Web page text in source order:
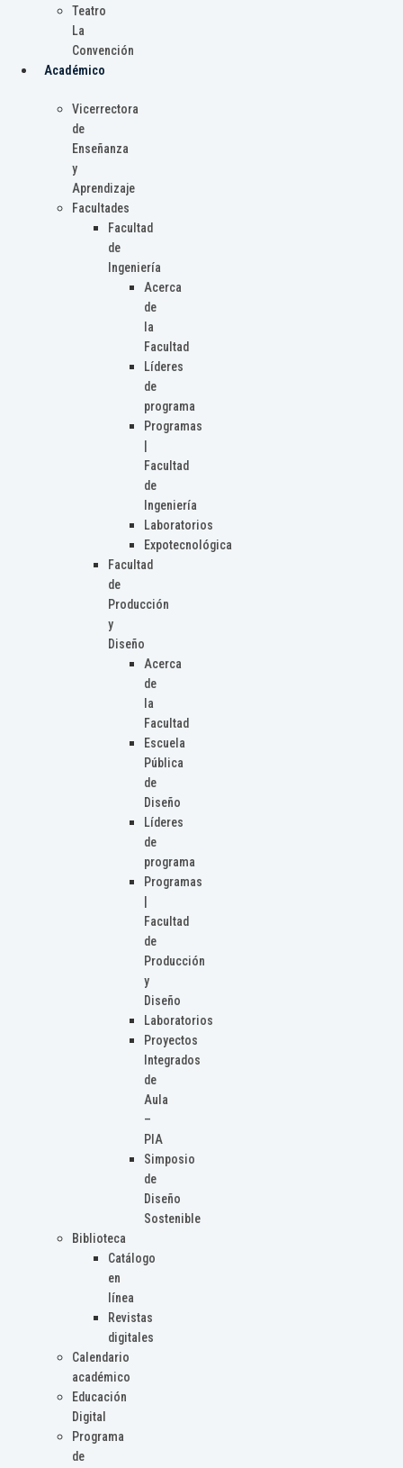
Teatro
La
Convención
Académico
Vicerrectora
de
Enseñanza
y
Aprendizaje
Facultades
Facultad
de
Ingeniería
Acerca
de
la
Facultad
Líderes
de
programa
Programas
Facultad
de
Ingeniería
Laboratorios
Expotecnológica
Facultad
de
Producción
y
Diseño
Acerca
de
la
Facultad
Escuela
Pública
de
Diseño
Líderes
de
programa
Programas
Facultad
de
Producción
y
Diseño
Laboratorios
Proyectos
Integrados
de
Aula
–
PIA
Simposio
de
Diseño
Sostenible
Biblioteca
Catálogo
en
línea
Revistas
digitales
Calendario
académico
Educación
Digital
Programa
de